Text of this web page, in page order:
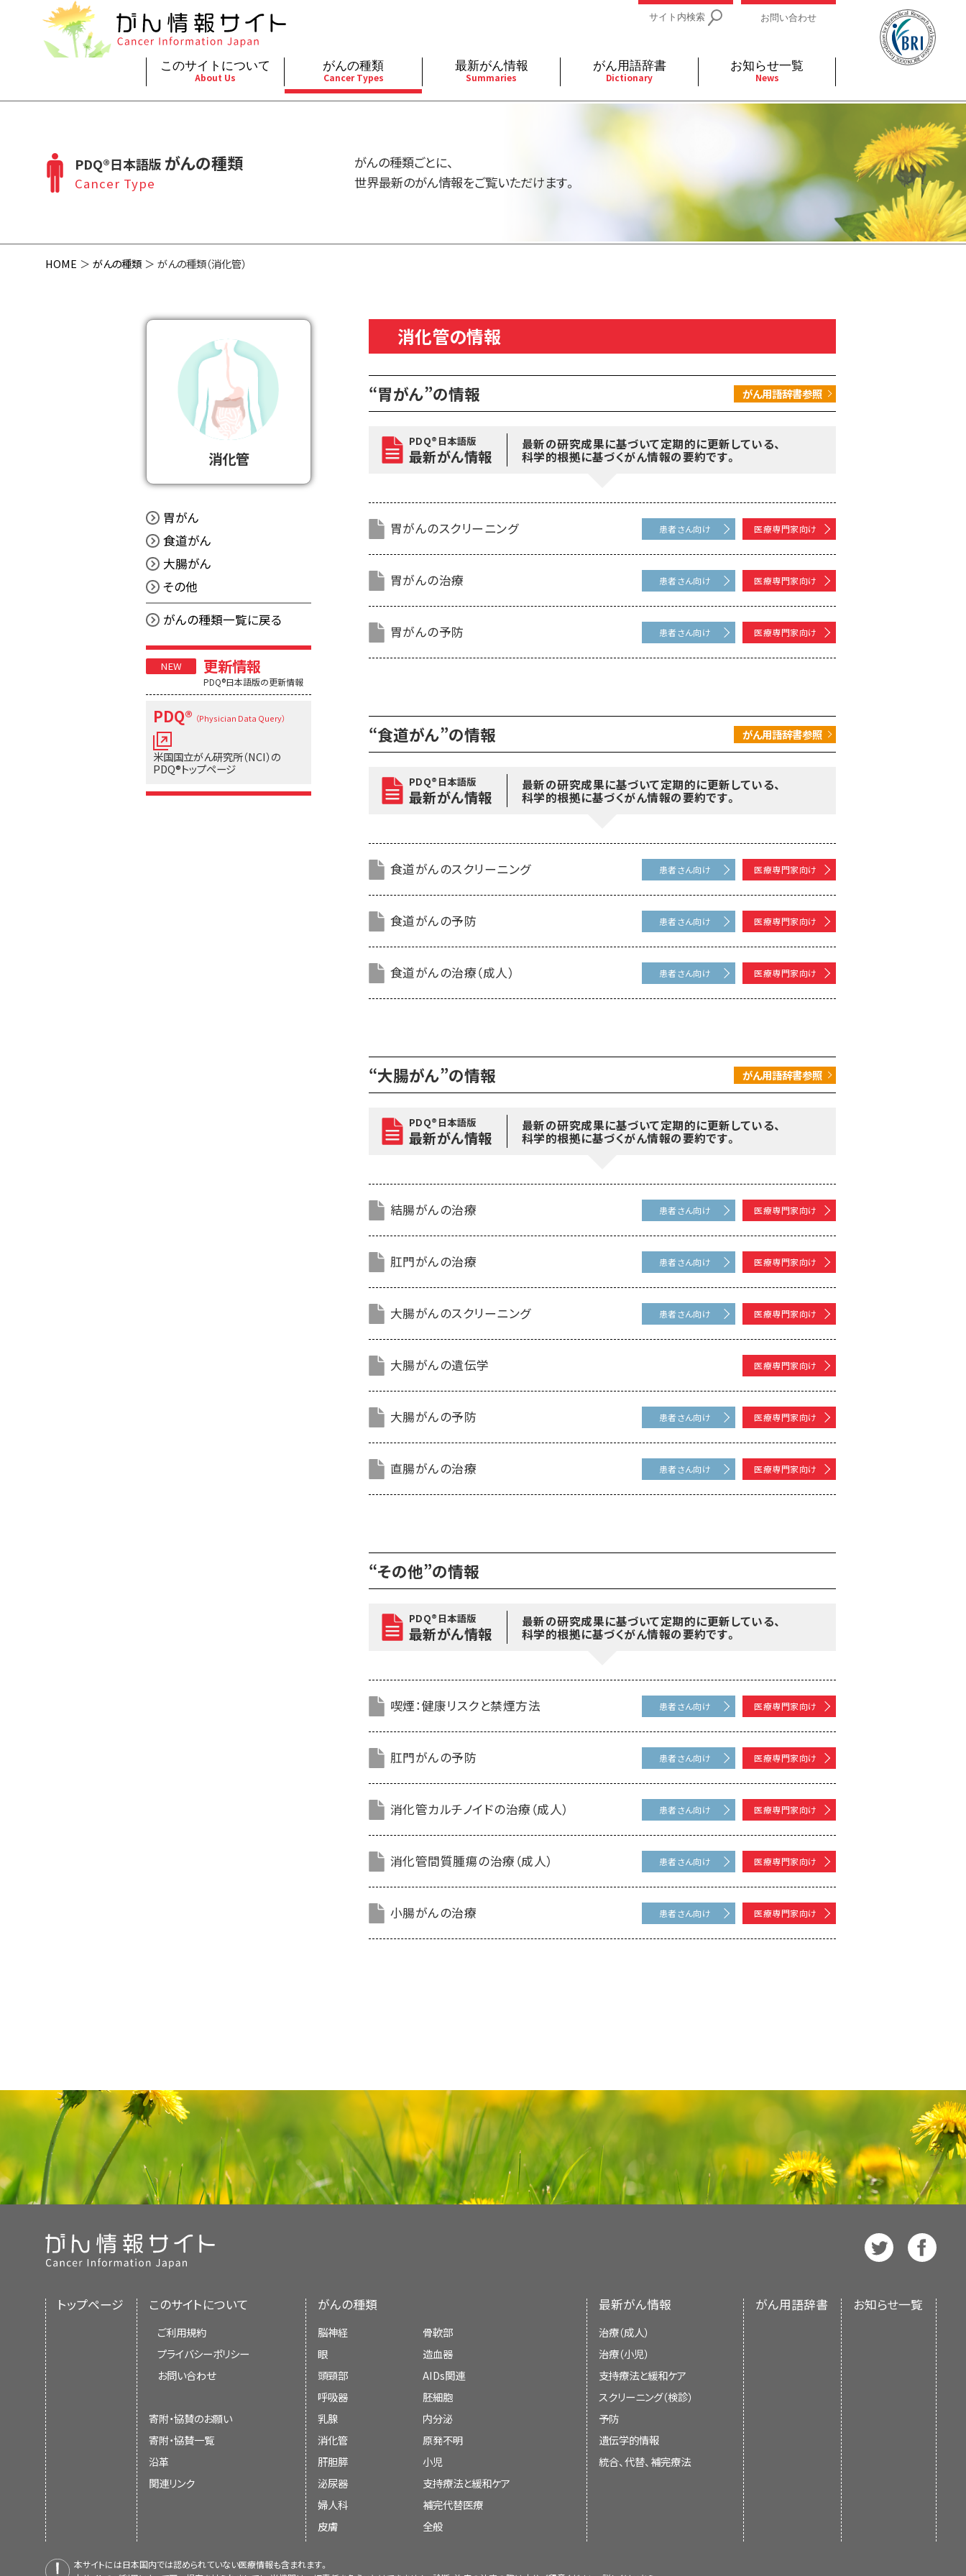
このサイトについて
About Us
このサイトについて
About Cancer Information Japan
プライバシーポリシー
沿革
がんの種類
Cancer Types
がんの種類
Cancer Types
消化管
肝胆膵
骨軟部
補完代替医療
最新がん情報
Summaries
最新がん情報
Summaries
支持療法と緩和ケア
統合、代替、補完療法
がん用語辞書
Dictionary
お知らせ一覧
News
サイト内検索 お問い合わせ
PDQ®日本語版 がんの種類
Cancer Type
がんの種類ごとに、
世界最新のがん情報をご覧いただけます。
HOME がんの種類 がんの種類（消化管）
消化管
胃がん
食道がん
大腸がん
その他
がんの種類一覧に戻る
更新情報
PDQ®日本語版の更新情報
PDQ® （Physician Data Query）
米国国立がん研究所（NCI）の
PDQ®トップページ
消化管の情報
“胃がん”の情報 がん用語辞書参照
PDQ®日本語版
最新がん情報
最新の研究成果に基づいて定期的に更新している、
科学的根拠に基づくがん情報の要約です。
胃がんのスクリーニング 医療専門家向け
患者さん向け
胃がんの治療 医療専門家向け
患者さん向け
胃がんの予防 医療専門家向け
患者さん向け
“食道がん”の情報 がん用語辞書参照
PDQ®日本語版
最新がん情報
最新の研究成果に基づいて定期的に更新している、
科学的根拠に基づくがん情報の要約です。
食道がんのスクリーニング 医療専門家向け
患者さん向け
食道がんの予防 医療専門家向け
患者さん向け
食道がんの治療（成人） 医療専門家向け
患者さん向け
“大腸がん”の情報 がん用語辞書参照
PDQ®日本語版
最新がん情報
最新の研究成果に基づいて定期的に更新している、
科学的根拠に基づくがん情報の要約です。
結腸がんの治療 医療専門家向け
患者さん向け
肛門がんの治療 医療専門家向け
患者さん向け
大腸がんのスクリーニング 医療専門家向け
患者さん向け
大腸がんの遺伝学 医療専門家向け
大腸がんの予防 医療専門家向け
患者さん向け
直腸がんの治療 医療専門家向け
患者さん向け
“その他”の情報
PDQ®日本語版
最新がん情報
最新の研究成果に基づいて定期的に更新している、
科学的根拠に基づくがん情報の要約です。
喫煙：健康リスクと禁煙方法 医療専門家向け
患者さん向け
肛門がんの予防 医療専門家向け
患者さん向け
消化管カルチノイドの治療（成人） 医療専門家向け
患者さん向け
消化管間質腫瘍の治療（成人） 医療専門家向け
患者さん向け
小腸がんの治療 医療専門家向け
患者さん向け
トップページ このサイトについて
ご利用規約
プライバシーポリシー
お問い合わせ
寄附・協賛のお願い
寄附・協賛一覧
沿革
関連リンク
がんの種類
脳神経
眼
頭頸部
呼吸器
乳腺
消化管
肝胆膵
泌尿器
婦人科
皮膚
骨軟部
造血器
AIDs関連
胚細胞
内分泌
原発不明
小児
支持療法と緩和ケア
補完代替医療
全般
最新がん情報
治療（成人）
治療（小児）
支持療法と緩和ケア
スクリーニング（検診）
予防
遺伝学的情報
統合、代替、補完療法
がん用語辞書 お知らせ一覧
本サイトには日本国内では認められていない医療情報も含まれます。